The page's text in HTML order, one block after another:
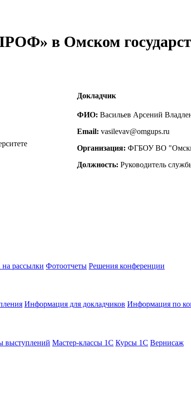
в Омском
Докладчик
ФИО: Васильев Арсений
Email: vasilevav@omgups.ru
Организация: ФГБОУ ВО
Должность: Руководитель
рассылки Фотоотчеты Решения конференции
Информация для докладчиков Информация по
выступлений Мастер-классы 1С Курсы 1С Вернисаж